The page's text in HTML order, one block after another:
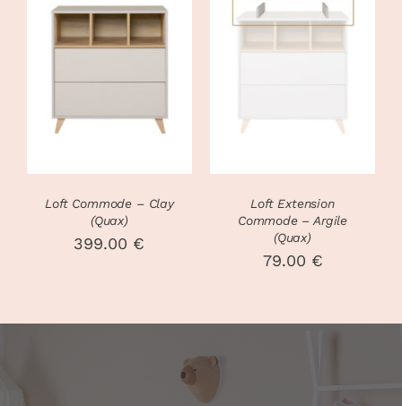
était :
Loft Commode – Clay
(Quax)
399.00 €
Loft Extension
Commode – Argile
(Quax)
79.00 €